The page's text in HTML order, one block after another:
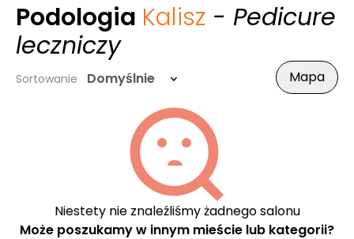
Podologia Kalisz - Pedicure
leczniczy
Sortowanie Domyślnie Mapa
Niestety nie znaleźliśmy żadnego salonu
Może poszukamy w innym mieście lub kategorii?